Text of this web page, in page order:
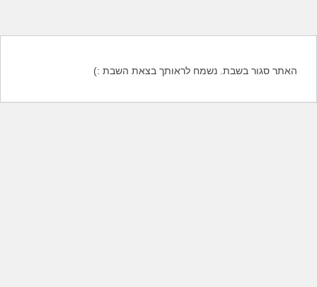
האתר סגור בשבת. נשמח לראותך בצאת השבת :)